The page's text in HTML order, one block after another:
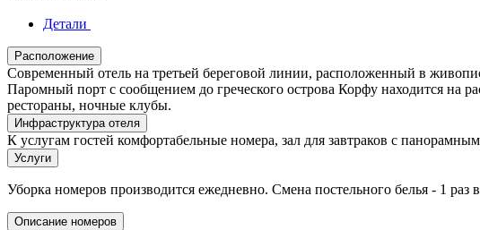
Детали
Расположение
Cовременный отель на третьей береговой линии, расположенный в
Паромный порт с сообщением до греческого острова Корфу находится на
рестораны, ночные клубы.
Инфраструктура отеля
К услугам гостей комфортабельные номера, зал для завтраков с
Услуги
Уборка номеров производится ежедневно. Смена постельного белья - 1 раз
Описание номеров